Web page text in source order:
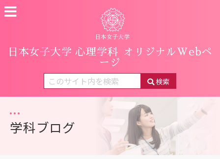
日本女子大学 心理学科
オリジナルWebペ
ージ
検索
学科ブログ